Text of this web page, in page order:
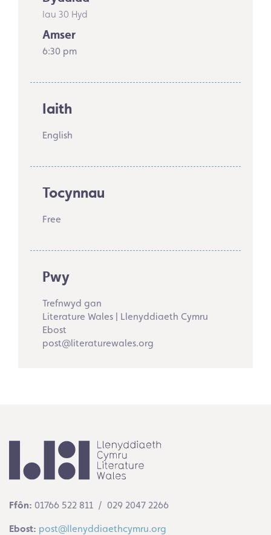
Iau 30 Hyd
Amser
6:30 pm
Iaith
English
Tocynnau
Free
Pwy
Trefnwyd gan
Literature Wales | Llenyddiaeth Cymru
Ebost
post@literaturewales.org
Ffôn: 01766 522 811 / 029 2047 2266
Ebost: post@llenyddiaethcymru.org